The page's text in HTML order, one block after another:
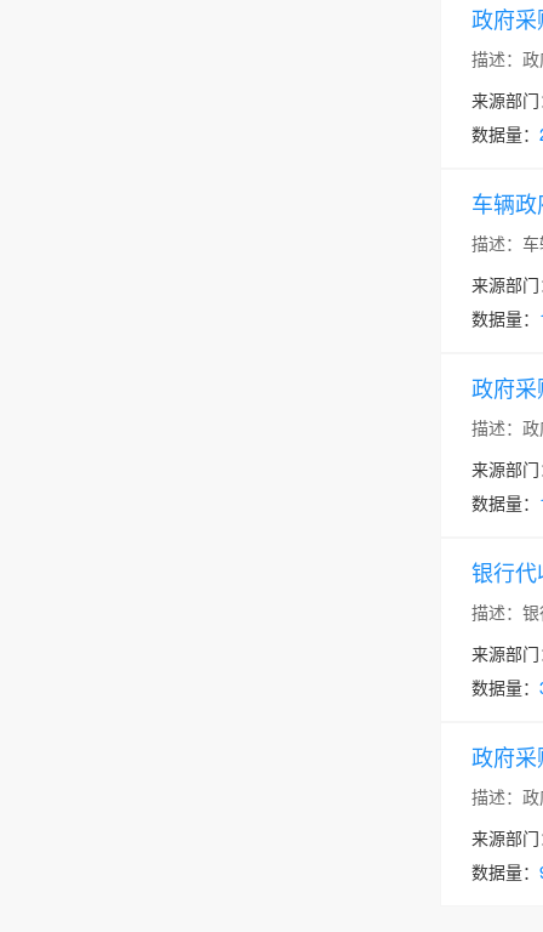
政府
描述：
来源部
数据量：
车辆
描述：
来源部
数据量：
政府
描述：
来源部
数据量：
银行
描述：
来源部
数据量：
政府
描述：
来源部
数据量：